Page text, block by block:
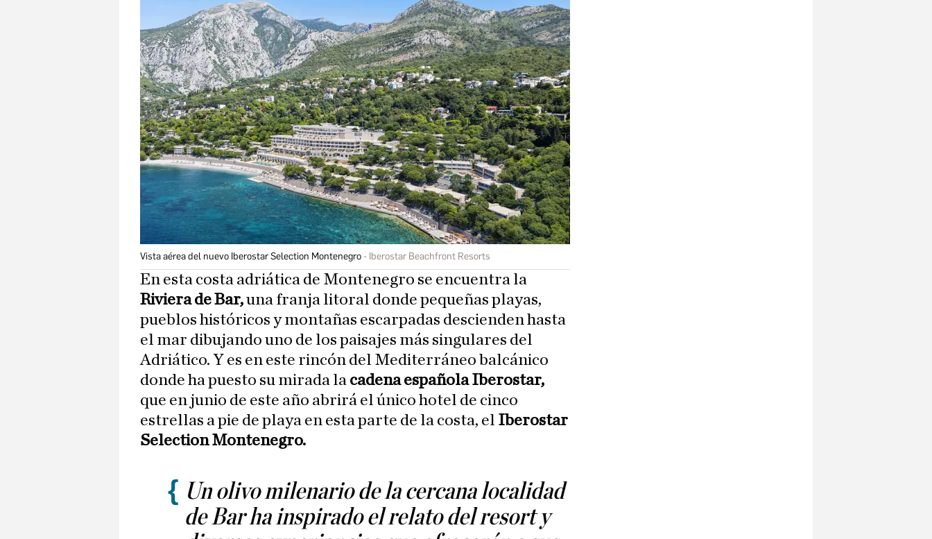
Vista aérea del nuevo Iberostar Selection Montenegro Iberostar Beachfront Resorts
En esta costa adriática de Montenegro se encuentra la
Riviera de Bar,una franja litoral donde pequeñas playas,
pueblos históricos y montañas escarpadas descienden hasta
el mar dibujando uno de los paisajes más singulares del
Adriático. Y es en este rincón del Mediterráneo balcánico
donde ha puesto su mirada la cadena española Iberostar,
que en junio de este año abrirá el único hotel de cinco
estrellas a pie de playa en esta parte de la costa, el Iberostar
Selection Montenegro.
Un olivo milenario de la cercana localidad
de Bar ha inspirado el relato del resort y